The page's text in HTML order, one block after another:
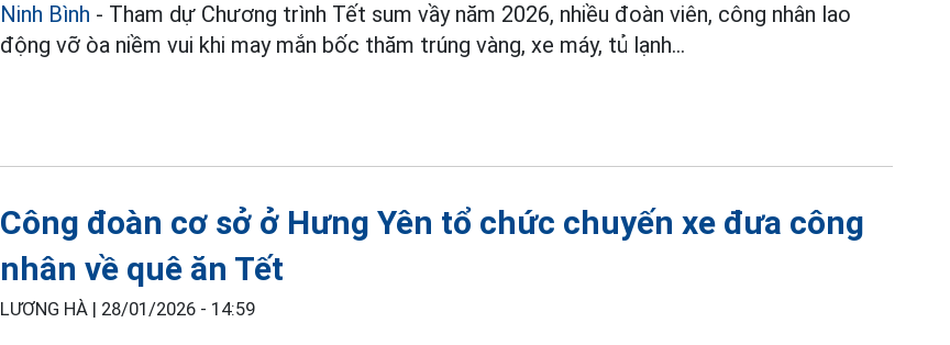
Ninh Bình - Tham dự Chương trình Tết sum vầy năm 2026, nhiều đoàn viên, công nhân lao
động vỡ òa niềm vui khi may mắn bốc thăm trúng vàng, xe máy, tủ lạnh...
Công đoàn cơ sở ở Hưng Yên tổ chức chuyến xe đưa công
nhân về quê ăn Tết
LƯƠNG HÀ | 28/01/2026 - 14:59